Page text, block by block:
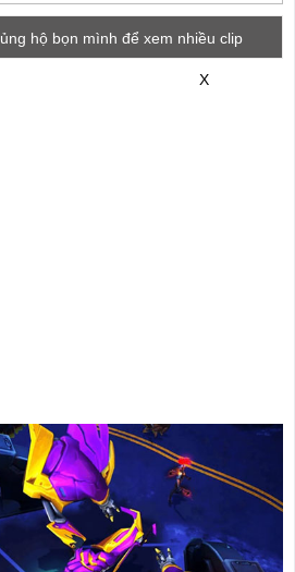
ủng hộ bọn mình để xem nhiều clip
X